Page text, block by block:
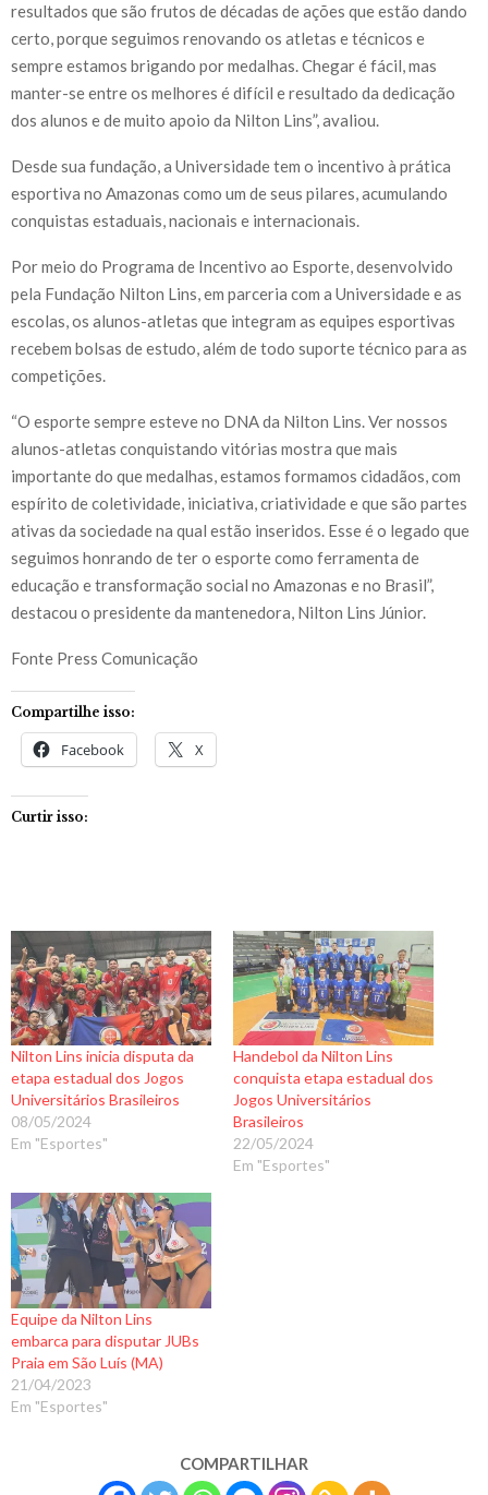
resultados que são frutos de décadas de ações que estão dando
certo, porque seguimos renovando os atletas e técnicos e
sempre estamos brigando por medalhas. Chegar é fácil, mas
manter-se entre os melhores é difícil e resultado da dedicação
dos alunos e de muito apoio da Nilton Lins”, avaliou.
Desde sua fundação, a Universidade tem o incentivo à prática
esportiva no Amazonas como um de seus pilares, acumulando
conquistas estaduais, nacionais e internacionais.
Por meio do Programa de Incentivo ao Esporte, desenvolvido
pela Fundação Nilton Lins, em parceria com a Universidade e as
escolas, os alunos-atletas que integram as equipes esportivas
recebem bolsas de estudo, além de todo suporte técnico para as
competições.
“O esporte sempre esteve no DNA da Nilton Lins. Ver nossos
alunos-atletas conquistando vitórias mostra que mais
importante do que medalhas, estamos formamos cidadãos, com
espírito de coletividade, iniciativa, criatividade e que são partes
ativas da sociedade na qual estão inseridos. Esse é o legado que
seguimos honrando de ter o esporte como ferramenta de
educação e transformação social no Amazonas e no Brasil”,
destacou o presidente da mantenedora, Nilton Lins Júnior.
Fonte Press Comunicação
Compartilhe isso:
Facebook X
Curtir isso:
Nilton Lins inicia disputa da
etapa estadual dos Jogos
Universitários Brasileiros
08/05/2024
Em "Esportes"
Handebol da Nilton Lins
conquista etapa estadual dos
Jogos Universitários
Brasileiros
22/05/2024
Em "Esportes"
Equipe da Nilton Lins
embarca para disputar JUBs
Praia em São Luís (MA)
21/04/2023
Em "Esportes"
COMPARTILHAR